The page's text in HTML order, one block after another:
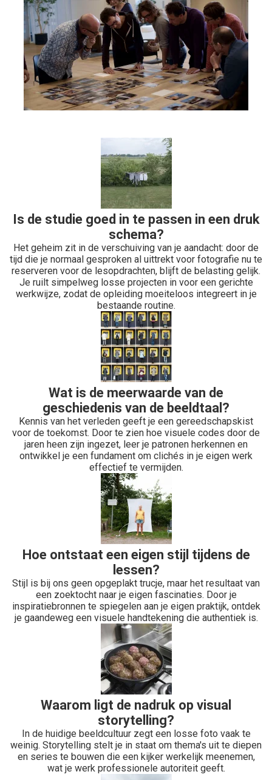
Is de studie goed in te passen in een druk
schema?
Het geheim zit in de verschuiving van je aandacht: door de
tijd die je normaal gesproken al uittrekt voor fotografie nu te
reserveren voor de lesopdrachten, blijft de belasting gelijk.
Je ruilt simpelweg losse projecten in voor een gerichte
werkwijze, zodat de opleiding moeiteloos integreert in je
bestaande routine.
Wat is de meerwaarde van de
geschiedenis van de beeldtaal?
Kennis van het verleden geeft je een gereedschapskist
voor de toekomst. Door te zien hoe visuele codes door de
jaren heen zijn ingezet, leer je patronen herkennen en
ontwikkel je een fundament om clichés in je eigen werk
effectief te vermijden.
Hoe ontstaat een eigen stijl tijdens de
lessen?
Stijl is bij ons geen opgeplakt trucje, maar het resultaat van
een zoektocht naar je eigen fascinaties. Door je
inspiratiebronnen te spiegelen aan je eigen praktijk, ontdek
je gaandeweg een visuele handtekening die authentiek is.
Waarom ligt de nadruk op visual
storytelling?
In de huidige beeldcultuur zegt een losse foto vaak te
weinig. Storytelling stelt je in staat om thema's uit te diepen
en series te bouwen die een kijker werkelijk meenemen,
wat je werk professionele autoriteit geeft.